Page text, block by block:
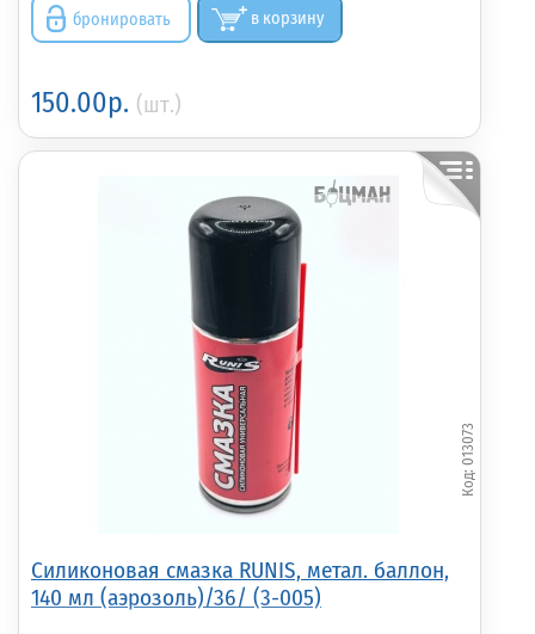
бронировать в корзину
150.00р. (шт.)
Силиконовая смазка RUNIS, метал. баллон,
140 мл (аэрозоль)/36/ (3-005)
013073